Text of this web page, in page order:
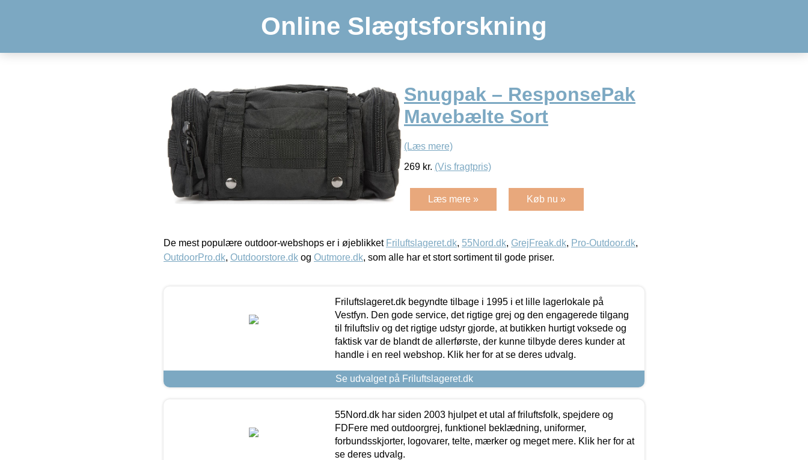
Online Slægtsforskning
Snugpak – ResponsePak
Mavebælte Sort
(Læs mere)
269 kr. (Vis fragtpris)
Læs mere » Køb nu »
De mest populære outdoor-webshops er i øjeblikket Friluftslageret.dk, 55Nord.dk, GrejFreak.dk, Pro-Outdoor.dk,
OutdoorPro.dk, Outdoorstore.dk og Outmore.dk, som alle har et stort sortiment til gode priser.
Friluftslageret.dk begyndte tilbage i 1995 i et lille lagerlokale på
Vestfyn. Den gode service, det rigtige grej og den engagerede tilgang
til friluftsliv og det rigtige udstyr gjorde, at butikken hurtigt voksede og
faktisk var de blandt de allerførste, der kunne tilbyde deres kunder at
handle i en reel webshop. Klik her for at se deres udvalg.
Se udvalget på Friluftslageret.dk
55Nord.dk har siden 2003 hjulpet et utal af friluftsfolk, spejdere og
FDFere med outdoorgrej, funktionel beklædning, uniformer,
forbundsskjorter, logovarer, telte, mærker og meget mere. Klik her for at
se deres udvalg.